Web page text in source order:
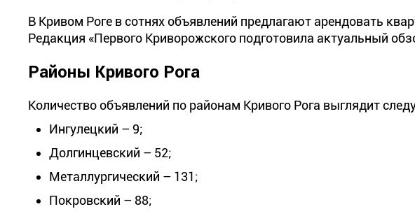
В Кривом Роге в сотнях объявлений предлагают арендовать
Редакция «Первого Криворожского подготовила актуальный
Районы Кривого Рога
Количество объявлений по районам Кривого Рога выглядит
Ингулецкий – 9;
Долгинцевский – 52;
Металлургический – 131;
Покровский – 88;